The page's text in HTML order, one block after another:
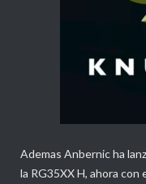
Ademas Anbernic ha
la RG35XX H, ahora